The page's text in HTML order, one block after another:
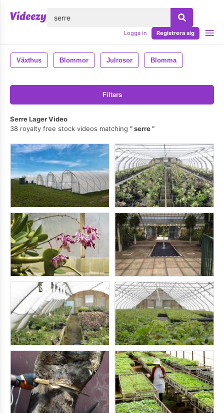
Logga in Registrera sig
Växthus Blommor Julrosor Blomma
Filters
Serre Lager Video
38 royalty free stock videos matching
serre